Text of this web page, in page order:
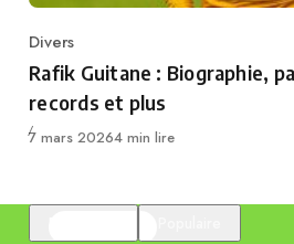
Category
Divers
Rafik Guitane : Biographie,
records et plus
Publié
7 mars 20264 min lire